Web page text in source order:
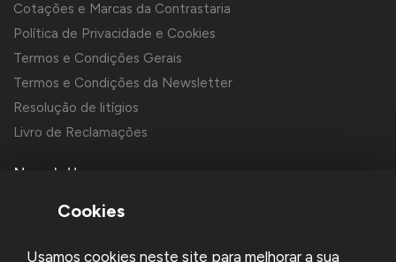
Cotações e Marcas da Contrastaria
Política de Privacidade e Cookies
Termos e Condições Gerais
Termos e Condições da Newsletter
Resolução de litígios
Livro de Reclamações
Newsletter
Cookies
Usamos cookies neste site para melhorar a sua